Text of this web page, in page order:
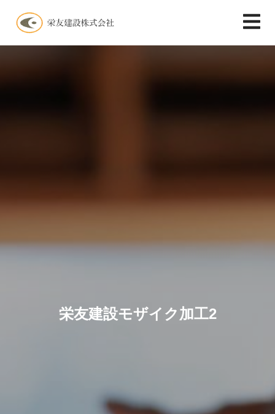
栄友建設モザイク加工2